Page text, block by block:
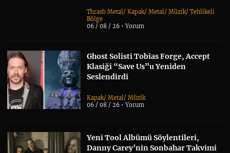
Thrash Metal /Kapak/Metal /Müzik/Tehlikeli
Bölge
06 / 08 / 26 •Yorum
Ghost Solisti Tobias Forge, Accept
Klasiği “Save Us”u Yeniden
Seslendirdi
Kapak/Metal /Müzik
06 / 08 / 26 •Yorum
Yeni Tool Albümü Söylentileri,
Danny Carey’nin Sonbahar Takvimi